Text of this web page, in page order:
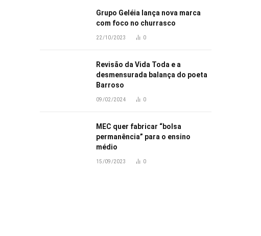
Grupo Geléia lança nova marca
com foco no churrasco
22/10/2023 0
Revisão da Vida Toda e a
desmensurada balança do poeta
Barroso
09/02/2024 0
MEC quer fabricar “bolsa
permanência” para o ensino
médio
15/09/2023 0